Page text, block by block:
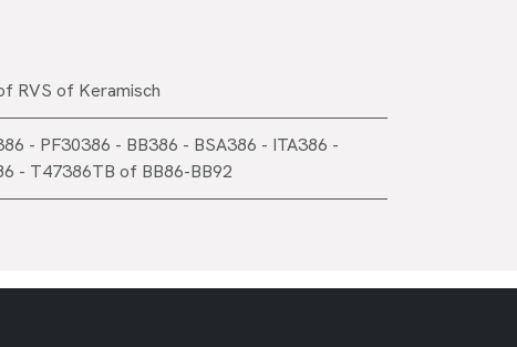
RVS of Keramisch
- PF30386 - BB386 - BSA386 - ITA386 -
- T47386TB of BB86-BB92